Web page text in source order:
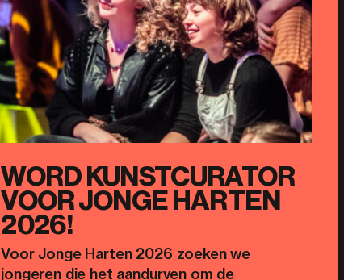
WORD KUNSTCURATOR
VOOR JONGE HARTEN
2026!
Voor Jonge Harten 2026 zoeken we
jongeren die het aandurven om de